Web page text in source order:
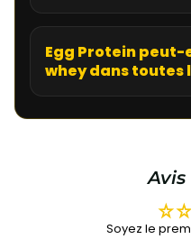
Egg Protein
whey dans toutes
Soyez le